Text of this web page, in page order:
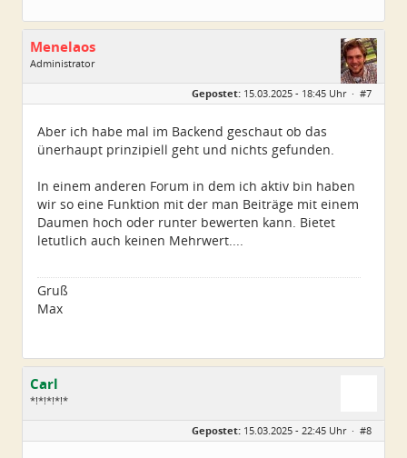
Menelaos
Administrator
Geschlecht:
Alter:
40
Dabei seit:
04 / 2007
Gepostet: 15.03.2025 - 18:45 Uhr · #7
Aber ich habe mal im Backend geschaut ob das
ünerhaupt prinzipiell geht und nichts gefunden.
In einem anderen Forum in dem ich aktiv bin haben
wir so eine Funktion mit der man Beiträge mit einem
Daumen hoch oder runter bewerten kann. Bietet
letutlich auch keinen Mehrwert....
Gruß
Max
Carl
*!*!*!*!*
Beiträge:
5225
Gepostet: 15.03.2025 - 22:45 Uhr · #8